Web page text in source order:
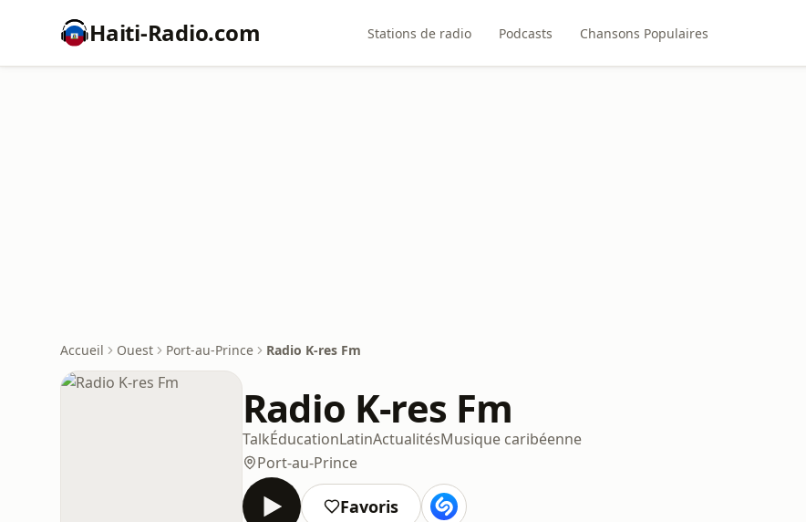
Haiti-Radio.com Stations de radio Podcasts Chansons Populaires
Accueil Ouest Port-au-Prince Radio K-res Fm
Radio K-res Fm
TalkÉducationLatinActualitésMusique caribéenne
Port-au-Prince
Favoris